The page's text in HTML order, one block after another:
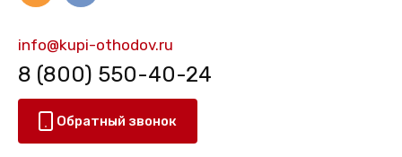
info@kupi-othodov.ru
8 (800) 550-40-24
Обратный звонок